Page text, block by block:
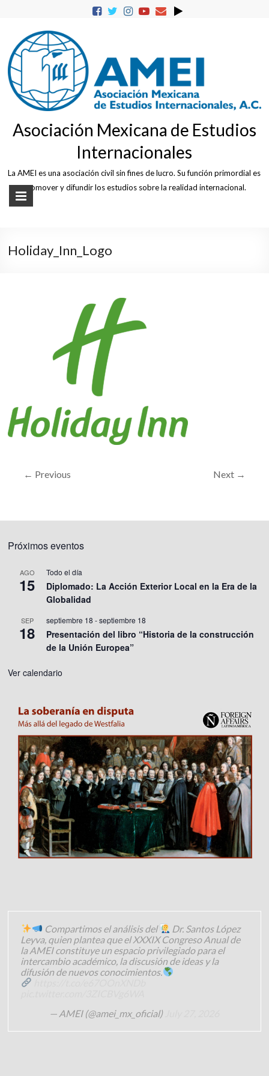
Asociación Mexicana de Estudios
Internacionales
La AMEI es una asociación civil sin fines de lucro. Su función primordial es
promover y difundir los estudios sobre la realidad internacional.
Holiday_Inn_Logo
← Previous Next →
Próximos eventos
AGO
15
Todo el día
Diplomado: La Acción Exterior Local en la Era de la
Globalidad
SEP
18
septiembre 18 -septiembre 18
Presentación del libro “Historia de la construcción
de la Unión Europea”
Ver calendario
Compartimos el análisis del
Dr. Santos López
Leyva, quien plantea que el XXXIX Congreso Anual de
la AMEI constituye un espacio privilegiado para el
intercambio académico, la discusión de ideas y la
difusión de nuevos conocimientos.
— AMEI (@amei_mx_oficial)